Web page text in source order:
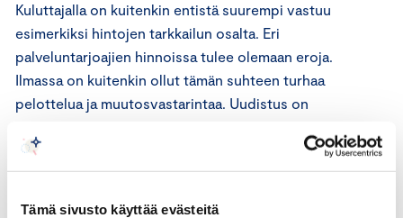
Tämä sivusto käyttää evästeitä
Kuluttajalla on kuitenkin entistä suurempi vastuu
esimerkiksi hintojen tarkkailun osalta. Eri
palveluntarjoajien hinnoissa tulee olemaan eroja.
Ilmassa on kuitenkin ollut tämän suhteen turhaa
pelottelua ja muutosvastarintaa. Uudistus on
operaattoripalveluiden ja katsastustoiminnan
vapautuessa aikanaan. Uudistusten seurauksena